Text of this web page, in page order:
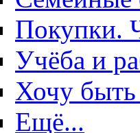
Покупки.
Учёба и
Хочу
Ещё...